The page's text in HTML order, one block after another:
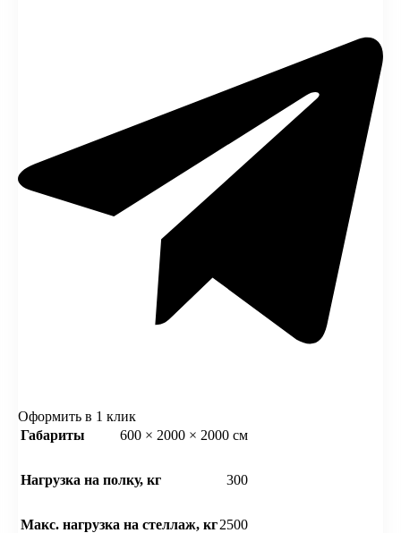
Оформить в 1 клик
Габариты
600 × 2000 × 2000 см
Нагрузка на полку, кг 300
Макс. нагрузка на стеллаж, кг2500